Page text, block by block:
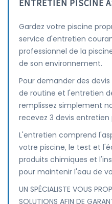
ENTRETIEN PISCINE
Gardez votre piscine
service d'entretien
professionnel de la
de son environnement.
Pour demander des
de routine et l'entretien
remplissez simplement
recevez 3 devis
L'entretien comprend
votre piscine, le test et
produits chimiques et
pour maintenir l'eau de
UN SPÉCIALISTE VOUS
SOLUTIONS AFIN DE